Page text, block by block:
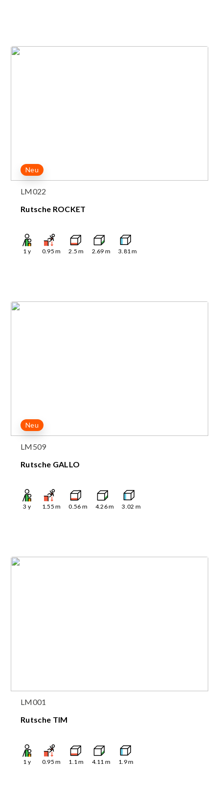
Neu
LM022
Rutsche ROCKET
1 y 0.95 m 2.5 m 2.69 m 3.81m
Neu
LM509
Rutsche GALLO
3 y 1.55 m 0.56 m 4.26m 3.02 m
LM001
Rutsche TIM
1 y 0.95 m 1.1m 4.11 m 1.9m